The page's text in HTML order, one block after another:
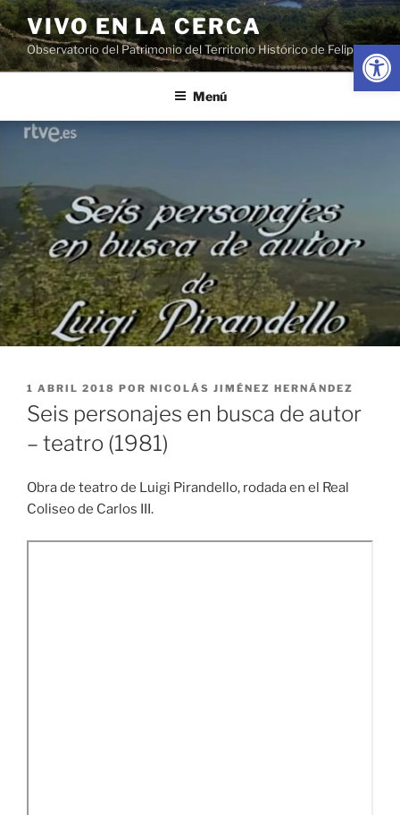
Abrir
Saltar
al
contenido
VIVO EN LA CERCA
Observatorio del Patrimonio del Territorio Histórico de Felipe II
Menú
PUBLICADO
EL
1 ABRIL 2018 POR NICOLÁS JIMÉNEZ HERNÁNDEZ
Seis personajes en busca de autor
– teatro (1981)
Obra de teatro de Luigi Pirandello, rodada en el Real
Coliseo de Carlos III.